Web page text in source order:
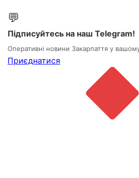
💬
Підписуйтесь на наш Telegram!
Оперативні новини Закарпаття у
Приєднатися